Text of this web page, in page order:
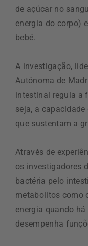
de açúcar no
energia do corpo)
bebé.
A investigação,
Autónoma de
intestinal regula a
seja, a
que sustentam a
Através de
os investigadores
bactéria pelo
metabolitos como
energia quando
desempenha